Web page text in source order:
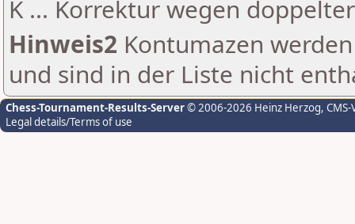
K ... Korrektur wegen
Hinweis2 Kontumazen
und sind in der Liste nicht
Chess-Tournament-Results-Server© 2006-2026 Heinz Herzog,
Legal details/Terms of use